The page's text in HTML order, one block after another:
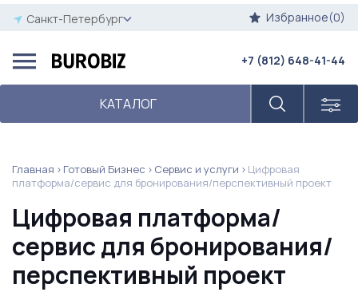
Санкт-Петербург Избранное(0)
КАТАЛОГ
+7 (812) 648-41-44
Главная Готовый Бизнес Сервис и услуги
Цифровая
платформа/сервис для бронирования/перспективный проект
Цифровая платформа/
сервис для бронирования/
перспективный проект